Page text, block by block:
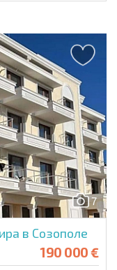
7
в Созополе
190 000 €